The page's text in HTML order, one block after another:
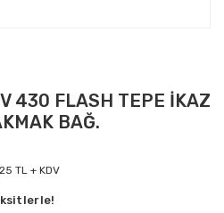
430 FLASH TEPE İKAZ
BAĞ.
TL + KDV